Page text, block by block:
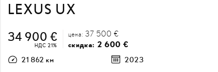
LEXUS UX
34 900 €
НДС 21%
цена: 37 500 €
скидка: 2 600 €
21 862 км 2023